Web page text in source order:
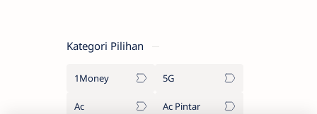
Kategori Pilihan
1Money 5G
Ac Ac Pintar